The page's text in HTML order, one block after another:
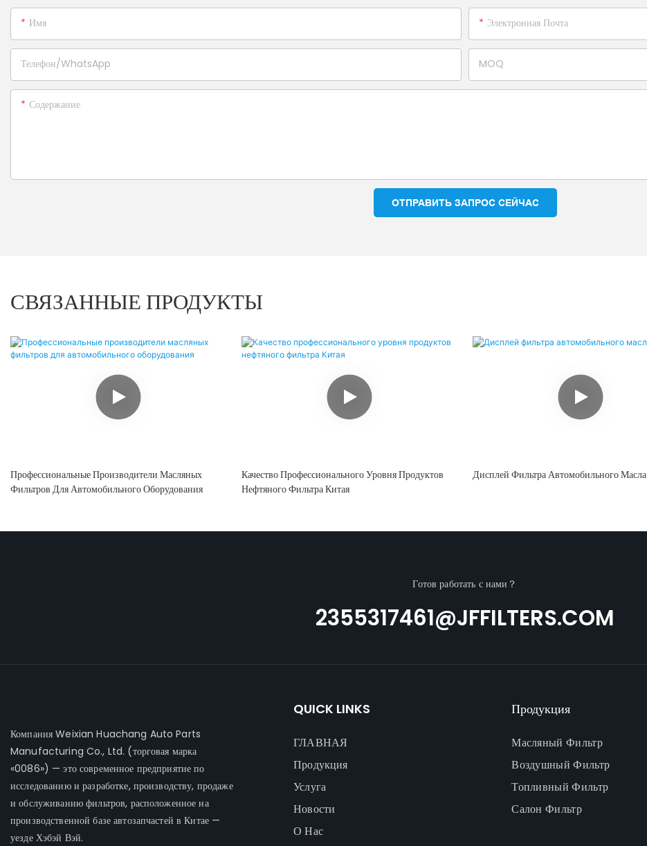
Имя Электронная Почта
Телефон/WhatsApp MOQ
Содержание
ОТПРАВИТЬ ЗАПРОС СЕЙЧАС
СВЯЗАННЫЕ ПРОДУКТЫ
Профессиональные Производители Масляных
Фильтров Для Автомобильного Оборудования
Качество Профессионального Уровня Продуктов
Нефтяного Фильтра Китая
Дисплей Фильтра Автомобильного Масла
Готов работать с нами？
2355317461@JFFILTERS.COM
Компания Weixian Huachang Auto Parts
Manufacturing Co., Ltd. (торговая марка
«0086») — это современное предприятие по
исследованию и разработке, производству, продаже
и обслуживанию фильтров, расположенное на
производственной базе автозапчастей в Китае —
уезде Хэбэй Вэй.
QUICK LINKS
ГЛАВНАЯ
Продукция
Услуга
Новости
О Нас
Продукция
Масляный Фильтр
Воздушный Фильтр
Топливный Фильтр
Салон Фильтр